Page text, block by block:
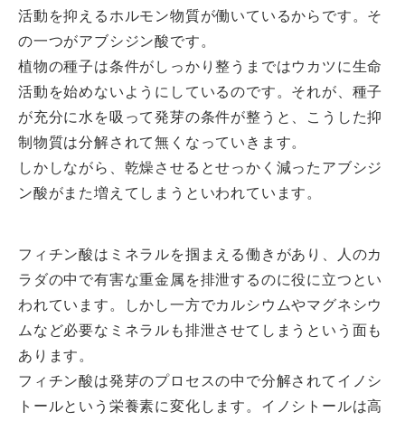
活動を抑えるホルモン物質が働いているからです。そ
の一つがアブシジン酸です。
植物の種子は条件がしっかり整うまではウカツに生命
活動を始めないようにしているのです。それが、種子
が充分に水を吸って発芽の条件が整うと、こうした抑
制物質は分解されて無くなっていきます。
しかしながら、乾燥させるとせっかく減ったアブシジ
ン酸がまた増えてしまうといわれています。
フィチン酸はミネラルを掴まえる働きがあり、人のカ
ラダの中で有害な重金属を排泄するのに役に立つとい
われています。しかし一方でカルシウムやマグネシウ
ムなど必要なミネラルも排泄させてしまうという面も
あります。
フィチン酸は発芽のプロセスの中で分解されてイノシ
トールという栄養素に変化します。イノシトールは高